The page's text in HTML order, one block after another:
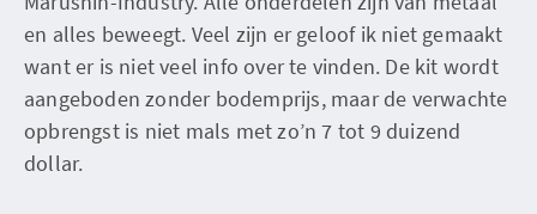
en alles beweegt. Veel zijn er geloof ik niet gemaakt
want er is niet veel info over te vinden. De kit wordt
aangeboden zonder bodemprijs, maar de verwachte
opbrengst is niet mals met zo’n 7 tot 9 duizend
dollar.